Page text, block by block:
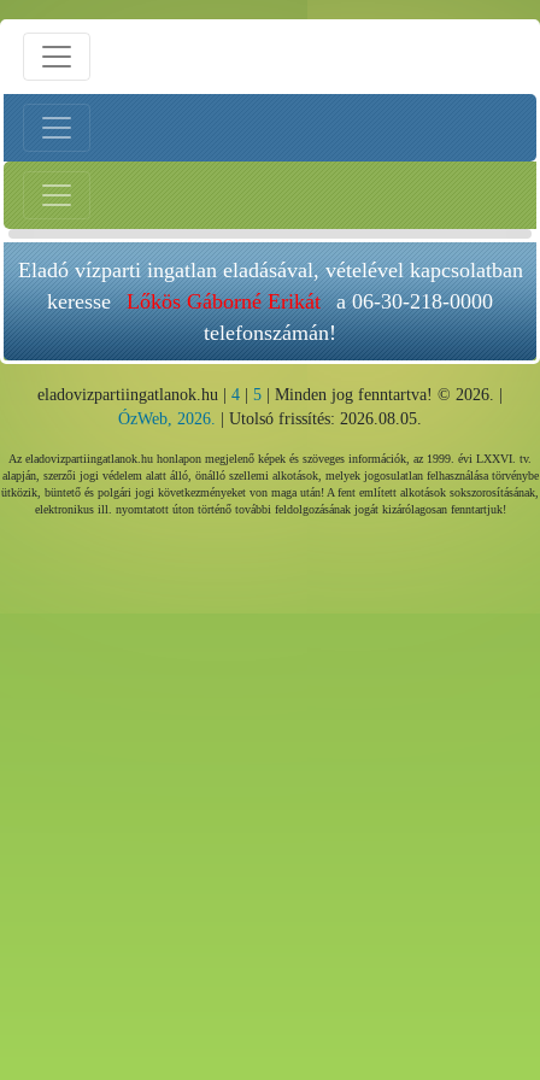
Eladó vízparti ingatlan eladásával, vételével kapcsolatban
keresse Lőkös Gáborné Erikát a 06-30-218-0000
telefonszámán!
eladovizpartiingatlanok.hu | 4 5 | Minden jog fenntartva! © 2026. |
ÓzWeb, 2026.
| Utolsó frissítés: 2026.08.05.
Az eladovizpartiingatlanok.hu honlapon megjelenő képek és szöveges információk, az 1999. évi LXXVI. tv.
alapján, szerzői jogi védelem alatt álló, önálló szellemi alkotások, melyek jogosulatlan felhasználása törvénybe
ütközik, büntető és polgári jogi következményeket von maga után! A fent említett alkotások sokszorosításának,
elektronikus ill. nyomtatott úton történő további feldolgozásának jogát kizárólagosan fenntartjuk!